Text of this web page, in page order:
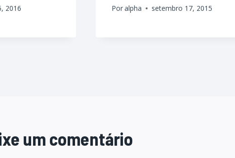
2016 Poralpha setembro 17, 2015
um comentário